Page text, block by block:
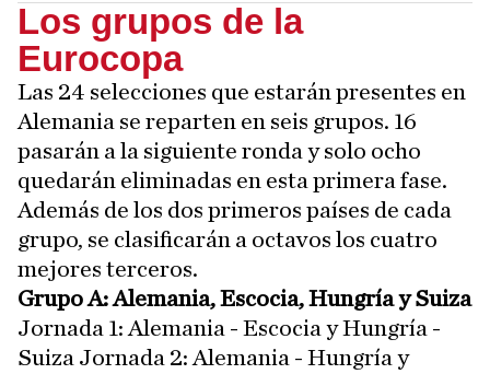
Los grupos de la
Eurocopa
Las 24 selecciones que estarán presentes en
Alemania se reparten en seis grupos. 16
pasarán a la siguiente ronda y solo ocho
quedarán eliminadas en esta primera fase.
Además de los dos primeros países de cada
grupo, se clasificarán a octavos los cuatro
mejores terceros.
Grupo A: Alemania, Escocia, Hungría y Suiza
Jornada 1: Alemania - Escocia y Hungría -
Suiza Jornada 2: Alemania - Hungría y